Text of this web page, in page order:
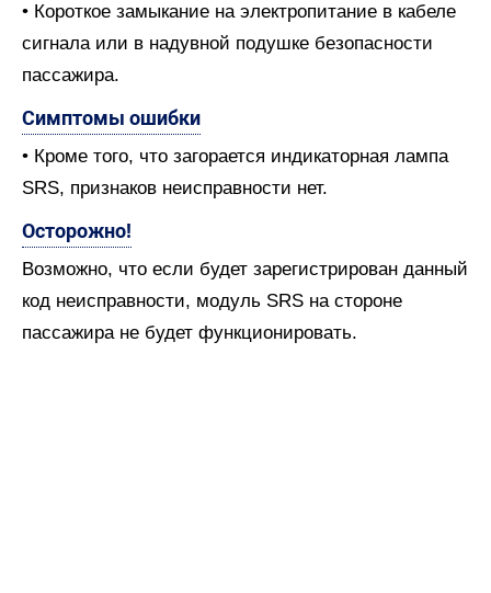
• Короткое замыкание на электропитание в кабеле
сигнала или в надувной подушке безопасности
пассажира.
Симптомы ошибки
• Кроме того, что загорается индикаторная лампа
SRS, признаков неисправности нет.
Осторожно!
Возможно, что если будет зарегистрирован данный
код неисправности, модуль SRS на стороне
пассажира не будет функционировать.